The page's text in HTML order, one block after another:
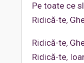
Pe toate ce
Ridică-te,
Ridică-te,
Ridică-te,